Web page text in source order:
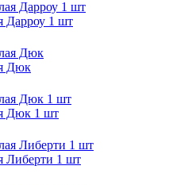
Дарроу 1 шт
Дюк
Дюк 1 шт
Либерти 1 шт